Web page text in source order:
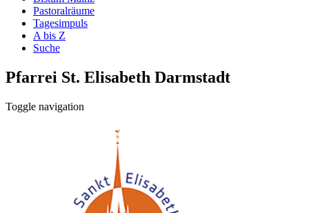
Pastoralräume
Tagesimpuls
A bis Z
Suche
Pfarrei St. Elisabeth Darmstadt
Toggle navigation